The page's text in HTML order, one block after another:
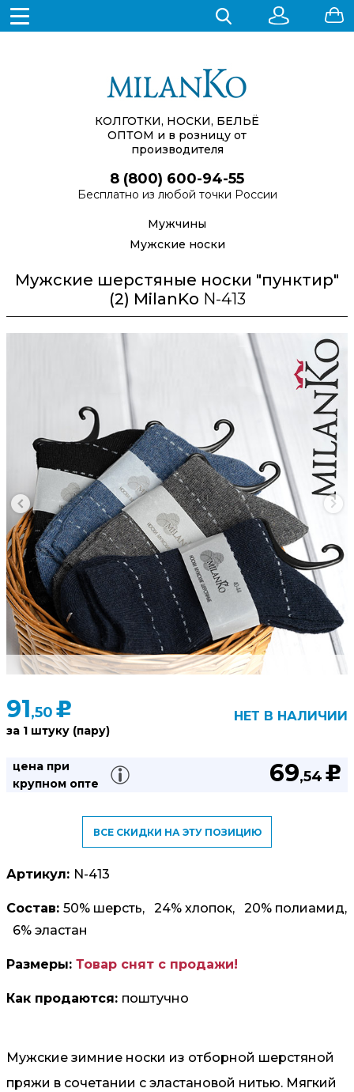
КОЛГОТКИ, НОСКИ, БЕЛЬЁ
ОПТОМ и в розницу от
производителя
8 (800) 600-94-55
Бесплатно из любой точки России
Мужчины
Мужские носки
Мужские шерстяные носки "пунктир"
(2) MilanKo N-413
91,50 u
за 1 штуку (пару)
НЕТ В НАЛИЧИИ
цена при
крупном опте
69,54 u
ВСЕ СКИДКИ НА ЭТУ ПОЗИЦИЮ
Артикул: N-413
Состав: 50% шерсть, 24% хлопок, 20% полиамид,
6% эластан
Размеры: Товар снят с продажи!
Как продаются: поштучно
Мужские зимние носки из отборной шерстяной
пряжи в сочетании с эластановой нитью. Мягкий